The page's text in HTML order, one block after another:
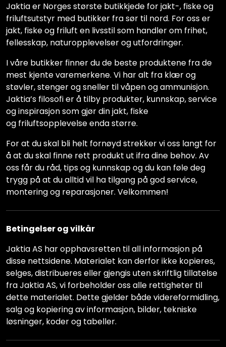
Jaktia er Norges største butikkjede for jakt-, fiske og
friluftsutstyr med butikker fra sør til nord. For oss er
jakt, fiske og friluft en livsstil som handler om frihet,
fellesskap, naturopplevelser og utfordringer.
I våre butikker finner du de beste produktene fra de
mest kjente varemerkene. Vi har alt fra klær og
støvler, stenger og sneller til våpen og ammunisjon.
Jaktia’s filosofi er å tilby produkter, kunnskap, service
og inspirasjon som gjør din jakt, fiske
og friluftsopplevelse enda større.
For at du skal bli helt fornøyd strekker vi oss langt for
å at du skal finne rett produkt ut ifra dine behov. Av
oss får du råd, tips og kunnskap og du kan føle deg
trygg på at du alltid vil ha tilgang på god service,
montering og reparasjoner. Velkommen!
Betingelser og vilkår
Jaktia AS har opphavsretten til all informasjon på
disse nettsidene. Materialet kan derfor ikke kopieres,
selges, distribueres eller gjengis uten skriftlig tillatelse
fra Jaktia AS, vi forbeholder oss alle rettigheter til
dette materialet. Dette gjelder både videreformidling,
salg og kopiering av informasjon, bilder, tekniske
løsninger, koder og tabeller.